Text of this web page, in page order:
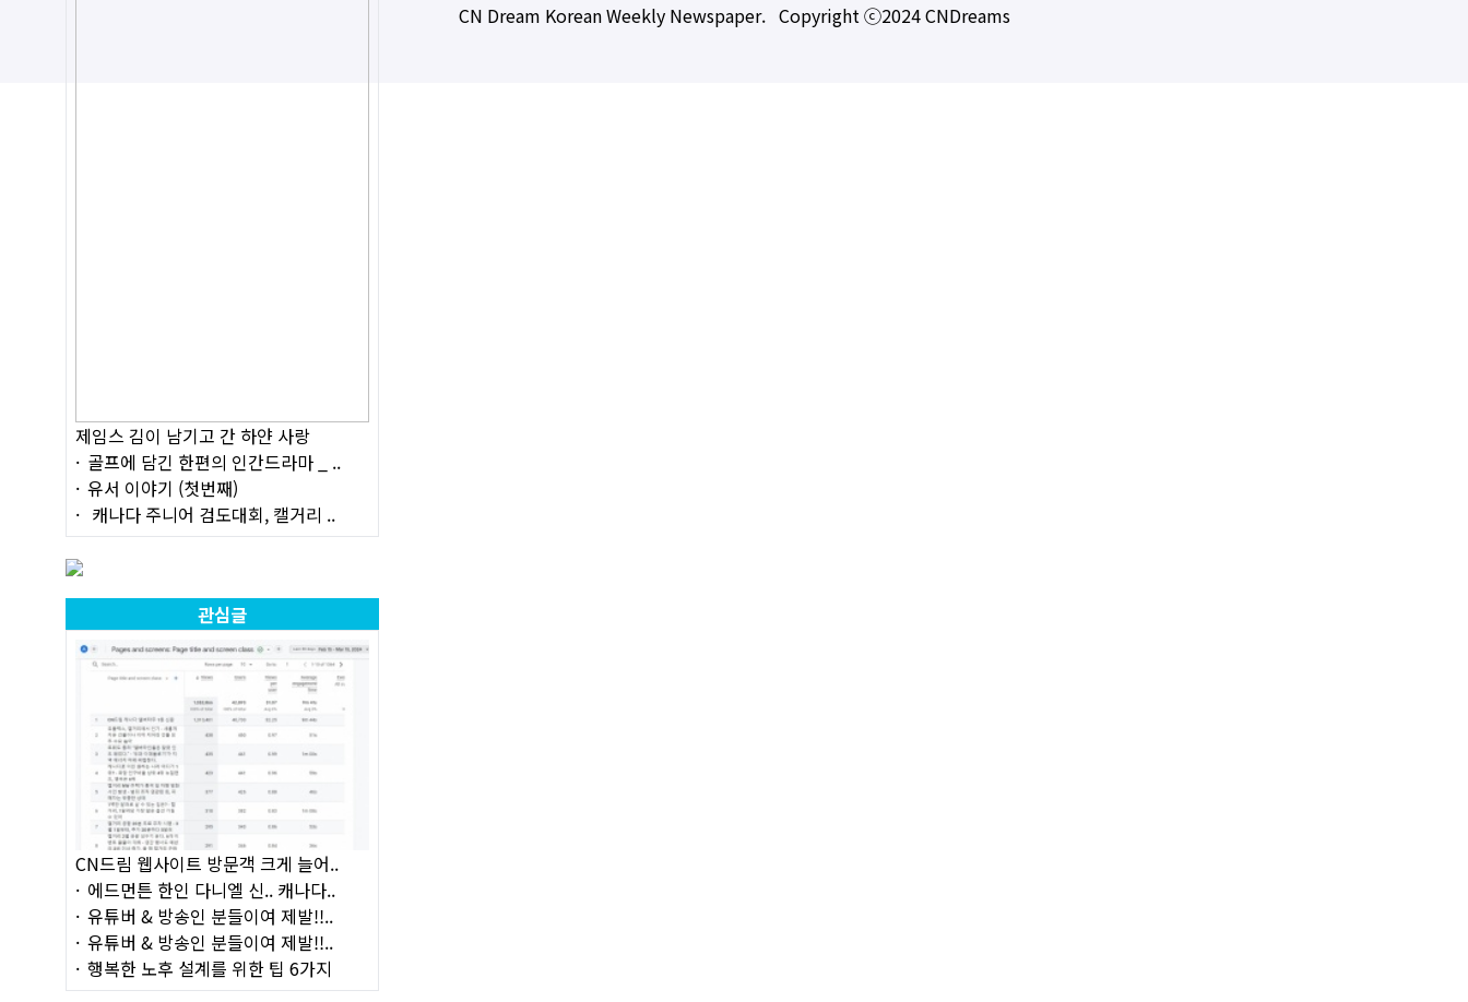
제임스 김이 남기고 간 하얀 사랑
골프에 담긴 한편의 인간드라마 _ ..
유서 이야기 (첫번째)
캐나다 주니어 검도대회, 캘거리 ..
관심글
CN드림 웹사이트 방문객 크게 늘어..
에드먼튼 한인 다니엘 신.. 캐나다..
유튜버 & 방송인 분들이여 제발!!..
유튜버 & 방송인 분들이여 제발!!..
행복한 노후 설계를 위한 팁 6가지
CN Dream Korean Weekly Newspaper. Copyright ⓒ2024 CNDreams